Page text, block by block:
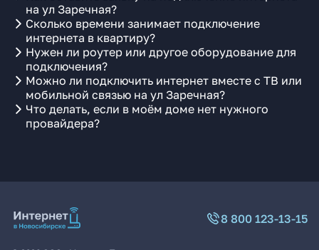
на ул Заречная?
Сколько времени занимает подключение
интернета в квартиру?
Нужен ли роутер или другое оборудование для
подключения?
Можно ли подключить интернет вместе с ТВ или
мобильной связью на ул Заречная?
Что делать, если в моём доме нет нужного
провайдера?
8 800 123-13-15